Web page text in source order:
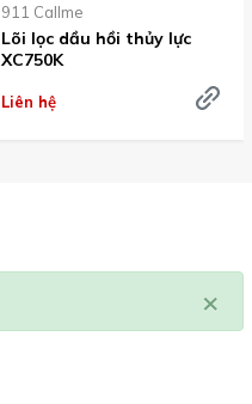
911 Callme
Lõi lọc dầu hồi thủy lực
XC750K
Liên hệ
×